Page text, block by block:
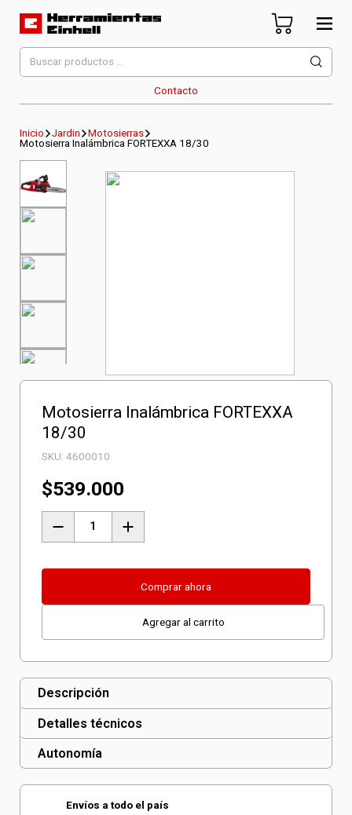
Herramientas Einhell
Distribuidor Oficial
Contacto
Buscar
por:
Inicio Jardin
Motosierras
Motosierra Inalámbrica FORTEXXA 18/30
Motosierra Inalámbrica FORTEXXA
18/30
SKU:4600010
$539.000
Motosierra
Inalámbrica
cantidad
Comprar ahora
Agregar al carrito
Descripción
Detalles técnicos
Autonomía
Envíos a todo el país